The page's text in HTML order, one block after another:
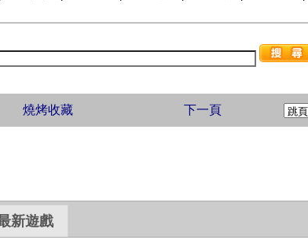
燒烤收藏 下一頁
新遊戲